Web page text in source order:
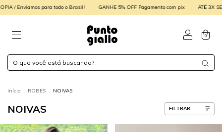
todo o Brasil! GANHE 5% OFF Pagamento com pix ATÉ 3X SEM JUROS
0
Início . ROBES . NOIVAS
NOIVAS FILTRAR